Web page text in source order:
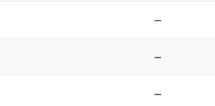
–
–
–